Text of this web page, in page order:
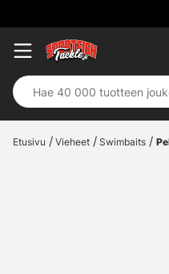
Etusivu Vieheet Swimbaits